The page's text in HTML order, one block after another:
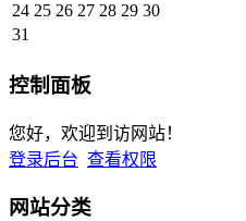
24 25 26 27 28 29 30
31
控制面板
您好，欢迎到访网站！
登录后台 查看权限
网站分类